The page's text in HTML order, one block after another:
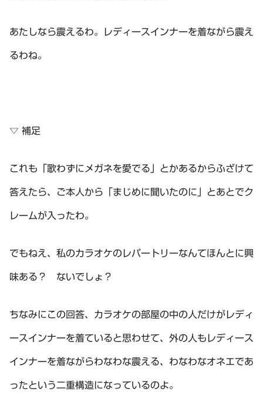
あたしなら震えるわ。レディースインナーを着ながら震え
るわね。
▽ 補足
これも「歌わずにメガネを愛でる」とかあるからふざけて
答えたら、ご本人から「まじめに聞いたのに」とあとでク
レームが入ったわ。
でもねえ、私のカラオケのレパートリーなんてほんとに興
味ある？ ないでしょ？
ちなみにこの回答、カラオケの部屋の中の人だけがレディ
ースインナーを着ていると思わせて、外の人もレディース
インナーを着ながらわなわな震える、わなわなオネエであ
ったという二重構造になっているのよ。